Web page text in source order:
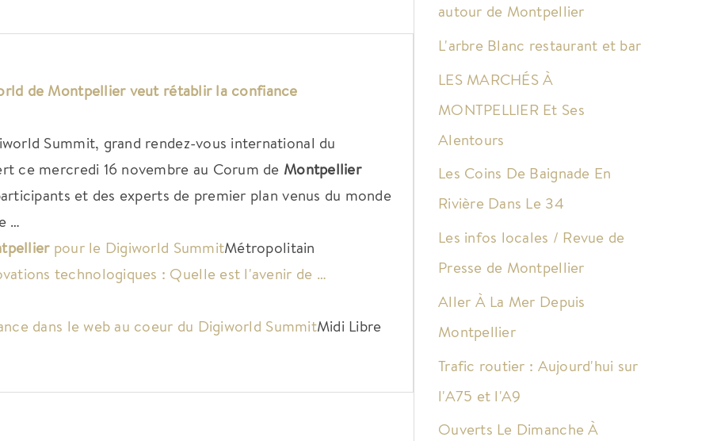
de Montpellierveut rétablir la confiance
Summit, grand rendez-vous international du
ce mercredi 16 novembre au Corum de Montpellier
et des experts de premier plan venus du monde
…
pour le Digiworld SummitMétropolitain
technologiques : Quelle est l'avenir de …
dans le web au coeur du Digiworld SummitMidi Libre
autour de Montpellier
L'arbre Blanc restaurant et bar
LES MARCHÉS À
MONTPELLIER Et Ses
Alentours
Les Coins De Baignade En
Rivière Dans Le 34
Les infos locales / Revue de
Presse de Montpellier
Aller À La Mer Depuis
Montpellier
Trafic routier : Aujourd'hui sur
l'A75 et l'A9
Ouverts Le Dimanche À